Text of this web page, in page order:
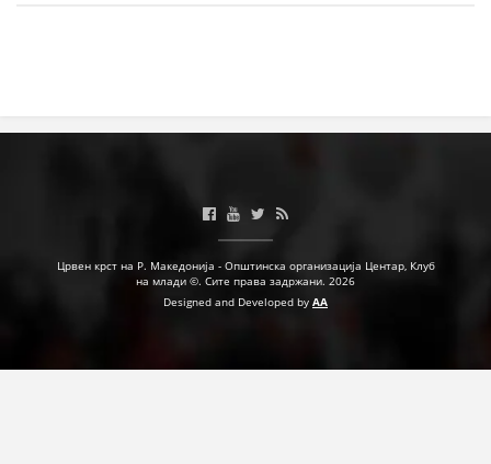
ЗДРАВСТВЕНО ПРЕВЕНТИВНА ДЕЈНОСТ
ПРВА ПОМОШ
КРВОДАРИТЕЛСТВО
МЕНАЏМЕНТ НА ВОЛОНТЕРИ
Црвен крст на Р. Македонија - Општинска организација Центар, Клуб
на млади ©. Сите права задржани. 2026
Designed and Developed by AA